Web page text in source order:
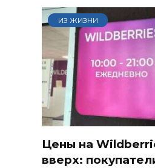
ИЗ ЖИЗНИ
Цены на
вверх: